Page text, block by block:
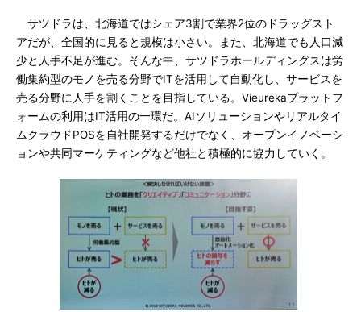
サツドラは、北海道ではシェア3割で業界2位のドラッグスト
アだが、全国的に見ると規模は小さい。また、北海道でも人口減
少と人手不足が進む。そんな中、サツドラホールディングスは労
働集約型のモノを売る分野でITを活用して自動化し、サービスを
売る分野に人手を割くことを目指している。Vieurekaプラットフ
ォームの利用はIT活用の一環だ。AIソリューションやリアルタイ
ムクラウドPOSを自社開発するだけでなく、オープンイノベーシ
ョンや共同マーケティングなど他社と積極的に協力していく。